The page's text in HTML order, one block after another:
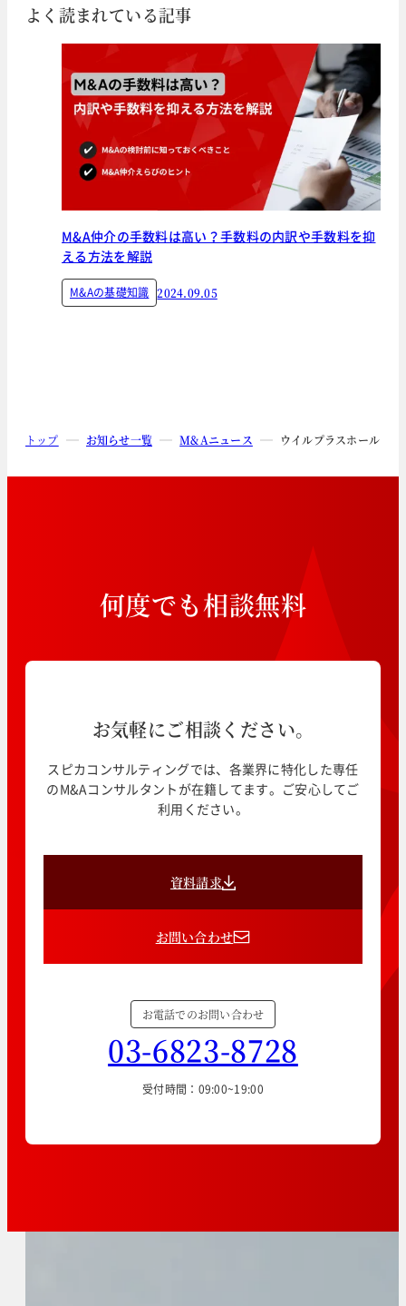
よく読まれている記事
M&A仲介の手数料は高い？手数料の内訳や手数料を抑
える方法を解説
M&Aの基礎知識 2024.09.05
トップ お知らせ一覧 M&Aニュース ウイルプラスホールデ
何度でも相談無料
お気軽にご相談ください。
スピカコンサルティングでは、各業界に特化した専任
のM&Aコンサルタントが在籍してます。ご安心してご
利用ください。
資料請求
お問い合わせ
お電話でのお問い合わせ
03-6823-8728
受付時間：09:00~19:00